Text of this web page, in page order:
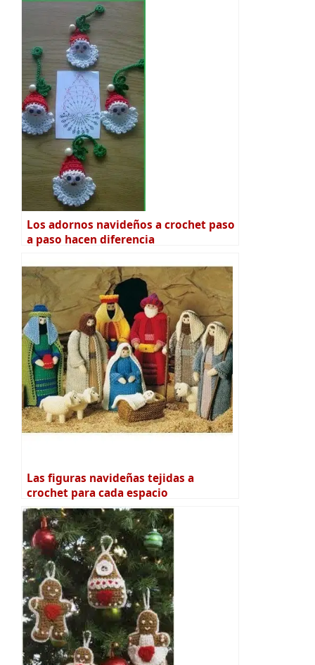
Los adornos navideños a crochet paso
a paso hacen diferencia
Las figuras navideñas tejidas a
crochet para cada espacio